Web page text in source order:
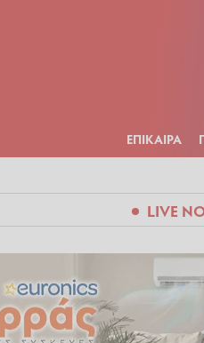
ΕΠΙΚΑΙΡΑ
LIVE